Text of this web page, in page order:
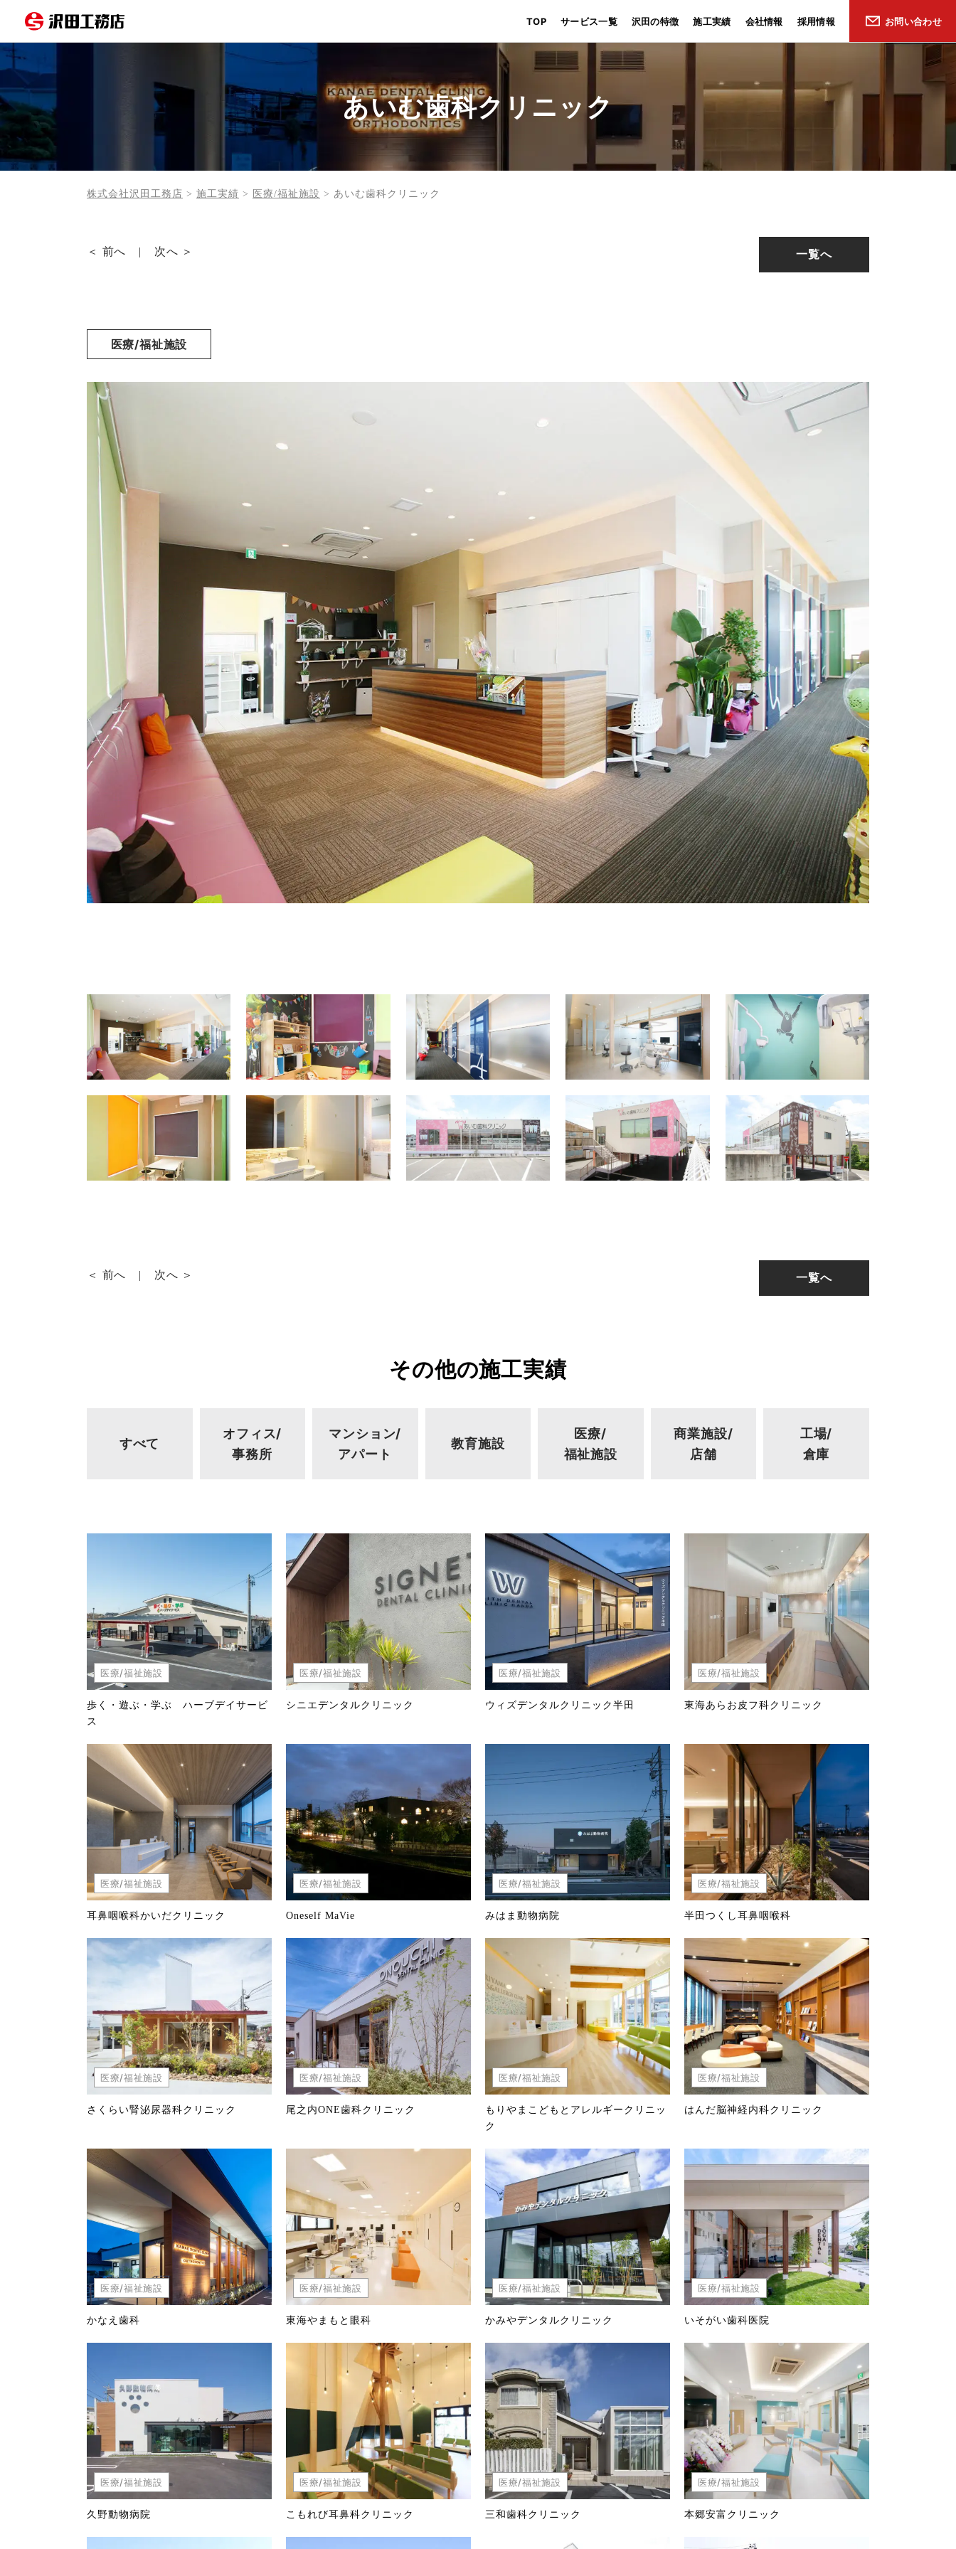
TOP サービス一覧 沢田の特徴 施工実績 会社情報 採用情報 お問い合わせ
あいむ歯科クリニック
株式会社沢田工務店 > 施工実績 > 医療/福祉施設 > あいむ歯科クリニック
＜ 前へ 次へ ＞ 一覧へ
医療/福祉施設
＜ 前へ 次へ ＞ 一覧へ
その他の施工実績
すべて
オフィス/
事務所
マンション/
アパート
教育施設
医療/
福祉施設
商業施設/
店舗
工場/
倉庫
医療/福祉施設
歩く・遊ぶ・学ぶ ハーブデイサービ
ス
医療/福祉施設
シニエデンタルクリニック
医療/福祉施設
ウィズデンタルクリニック半田
医療/福祉施設
東海あらお皮フ科クリニック
医療/福祉施設
耳鼻咽喉科かいだクリニック
医療/福祉施設
Oneself MaVie
医療/福祉施設
みはま動物病院
医療/福祉施設
半田つくし耳鼻咽喉科
医療/福祉施設
さくらい腎泌尿器科クリニック
医療/福祉施設
尾之内ONE歯科クリニック
医療/福祉施設
もりやまこどもとアレルギークリニッ
ク
医療/福祉施設
はんだ脳神経内科クリニック
医療/福祉施設
かなえ歯科
医療/福祉施設
東海やまもと眼科
医療/福祉施設
かみやデンタルクリニック
医療/福祉施設
いそがい歯科医院
医療/福祉施設
久野動物病院
医療/福祉施設
こもれび耳鼻科クリニック
医療/福祉施設
三和歯科クリニック
医療/福祉施設
本郷安富クリニック